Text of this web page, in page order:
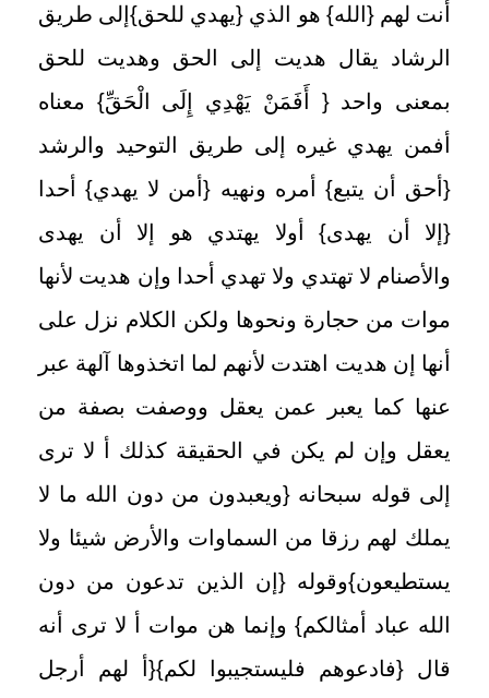
أنت لهم{ الله} هو الذي {يهدي للحق}إلى طريق
الرشاد يقال هديت إلى الحق وهديت للحق
بمعنى واحد{ أَفَمَنْ يَهْدِي إِلَى الْحَقِّ} معناه
أفمن يهدي غيره إلى طريق التوحيد والرشد
{ أحق أن يتبع} أمره ونهيه {أمن لا يهدي}أحدا
{ إلا أن يهدى} أولا يهتدي هو إلا أن يهدى
والأصنام لا تهتدي ولا تهدي أحدا وإن هديت لأنها
موات من حجارة ونحوها ولكن الكلام نزل على
أنها إن هديت اهتدت لأنهم لما اتخذوها آلهة عبر
عنها كما يعبر عمن يعقل ووصفت بصفة من
يعقل وإن لم يكن في الحقيقة كذلك أ لا ترى
إلى قوله سبحانه{ويعبدون من دون الله ما لا
يملك لهم رزقا من السماوات والأرض شيئا ولا
يستطيعون}وقوله{ إن الذين تدعون من دون
الله عباد أمثالكم} وإنما هن موات أ لا ترى أنه
قال {فادعوهم فليستجيبوا لكم}
{ أ لهم أرجل